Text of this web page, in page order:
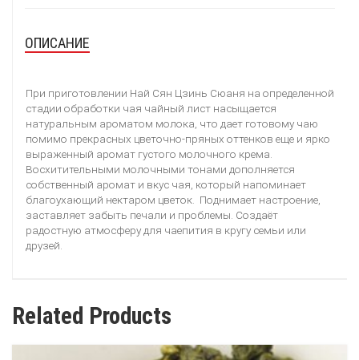
полезное
ОПИСАНИЕ
При приготовлении Най Сян Цзинь Сюаня на определенной
стадии обработки чая чайный лист насыщается
натуральным ароматом молока, что дает готовому чаю
помимо прекрасных цветочно-пряных оттенков еще и ярко
выраженный аромат густого молочного крема.
Восхитительными молочными тонами дополняется
собственный аромат и вкус чая, который напоминает
благоухающий нектаром цветок. Поднимает настроение,
заставляет забыть печали и проблемы. Создаёт
радостную атмосферу для чаепития в кругу семьи или
друзей.
Related Products